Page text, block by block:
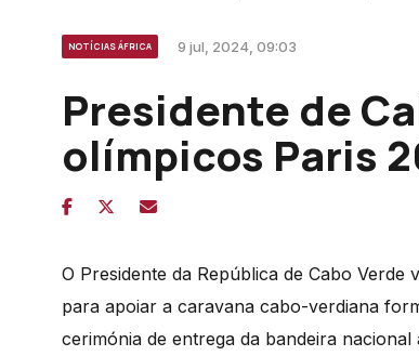
NOTÍCIAS ÁFRICA 9 jul, 2024, 09:03
Presidente de
olímpicos Paris
O Presidente da República de Cabo
para apoiar a caravana cabo-verdiana
cerimónia de entrega da bandeira nacional